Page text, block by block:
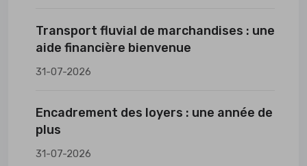
Transport fluvial de marchandises : une
aide financière bienvenue
31-07-2026
Encadrement des loyers : une année de
plus
31-07-2026